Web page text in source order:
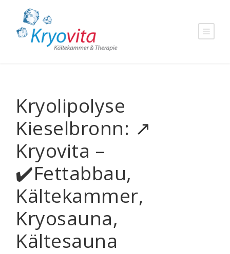
Kryolipolyse
Kieselbronn: ↗️
Kryovita –
✔️Fettabbau,
Kältekammer,
Kryosauna,
Kältesauna